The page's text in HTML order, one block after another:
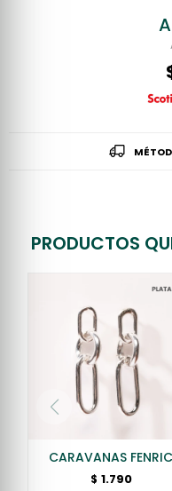
PRODUCTOS
CARAVANAS FENRIC
$ 1.790